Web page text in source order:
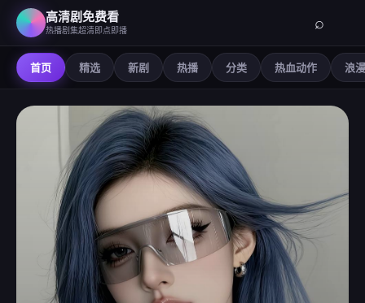
高清剧免费看
热播剧集超清即点即播 ⌕
首页 精选 新剧 热播 分类 热血动作 浪
高清剧免费看-在线观看免费